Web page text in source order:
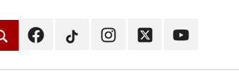
FacebookTikTokInstagramTwitterYoutube